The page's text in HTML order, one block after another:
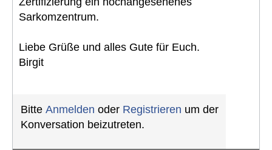
Sarkomzentrum.
Liebe Grüße und alles Gute für Euch.
Birgit
Bitte Anmelden oder Registrieren um der
Konversation beizutreten.